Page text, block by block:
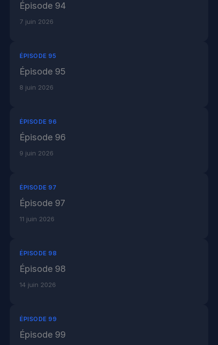
Épisode 94
7 juin 2026
ÉPISODE 95
Épisode 95
8 juin 2026
ÉPISODE 96
Épisode 96
9 juin 2026
ÉPISODE 97
Épisode 97
11 juin 2026
ÉPISODE 98
Épisode 98
14 juin 2026
ÉPISODE 99
Épisode 99